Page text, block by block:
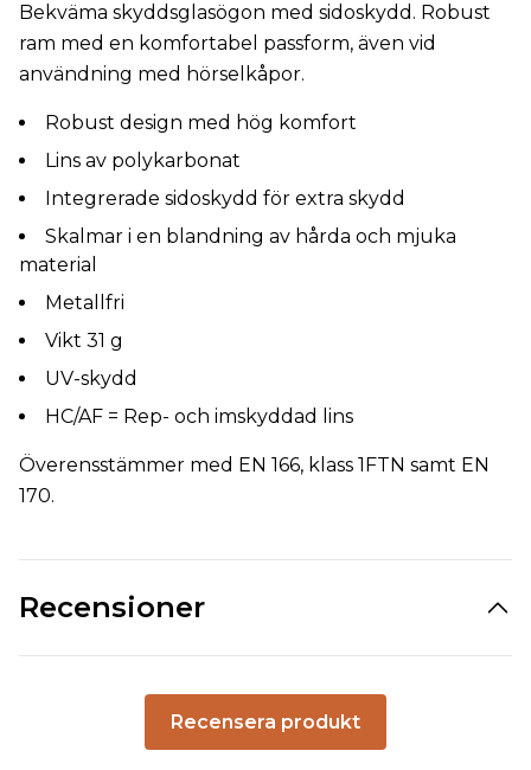
Bekväma skyddsglasögon med sidoskydd. Robust
ram med en komfortabel passform, även vid
användning med hörselkåpor.
Robust design med hög komfort
Lins av polykarbonat
Integrerade sidoskydd för extra skydd
Skalmar i en blandning av hårda och mjuka
material
Metallfri
Vikt 31 g
UV-skydd
HC/AF = Rep- och imskyddad lins
Överensstämmer med EN 166, klass 1FTN samt EN
170.
Recensioner
Recensera produkt